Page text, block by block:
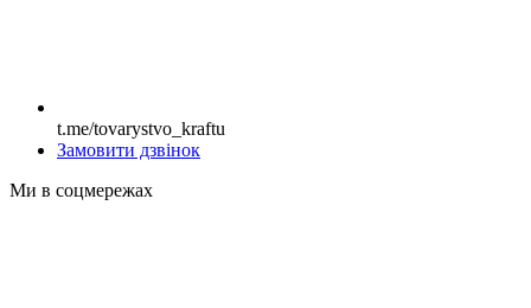
t.me/tovarystvo_kraftu
Замовити дзвінок
Ми в соцмережах